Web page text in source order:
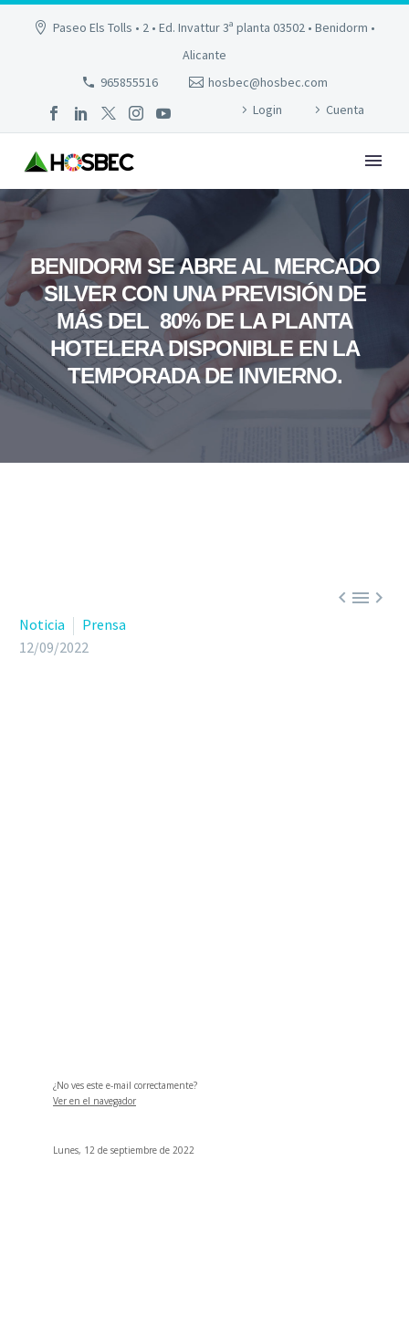
Paseo Els Tolls • 2 • Ed. Invattur 3ª planta 03502 • Benidorm •
Alicante
965855516
hosbec@hosbec.com
Login
Cuenta
BENIDORM SE ABRE AL MERCADO
SILVER CON UNA PREVISIÓN DE
MÁS DEL 80% DE LA PLANTA
HOTELERA DISPONIBLE EN LA
TEMPORADA DE INVIERNO.

Noticia
Prensa
12/09/2022
¿No ves este e-mail correctamente?
Ver en el navegador
Lunes, 12 de septiembre de 2022